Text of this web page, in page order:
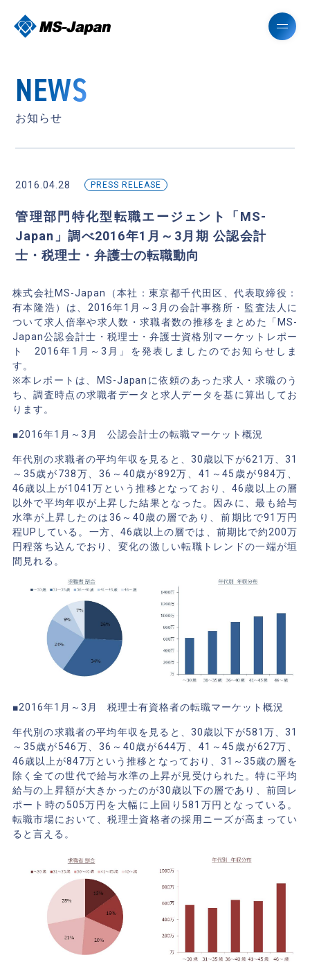
NEWS
お知らせ
2016.04.28 PRESS RELEASE
管理部門特化型転職エージェント「MS-
Japan」調べ2016年1月～3月期 公認会計
士・税理士・弁護士の転職動向
株式会社MS-Japan（本社：東京都千代田区、代表取締役：
有本隆浩）は、2016年1月～3月の会計事務所・監査法人に
ついて求人倍率や求人数・求職者数の推移をまとめた「MS-
Japan公認会計士・税理士・弁護士資格別マーケットレポー
ト 2016年1月～3月」を発表しましたのでお知らせしま
す。
※本レポートは、MS-Japanに依頼のあった求人・求職のう
ち、調査時点の求職者データと求人データを基に算出してお
ります。
■2016年1月～3月 公認会計士の転職マーケット概況
年代別の求職者の平均年収を見ると、30歳以下が621万、31
～35歳が738万、36～40歳が892万、41～45歳が984万、
46歳以上が1041万という推移となっており、46歳以上の層
以外で平均年収が上昇した結果となった。因みに、最も給与
水準が上昇したのは36～40歳の層であり、前期比で91万円
程UPしている。一方、46歳以上の層では、前期比で約200万
円程落ち込んでおり、変化の激しい転職トレンドの一端が垣
間見れる。
■2016年1月～3月 税理士有資格者の転職マーケット概況
年代別の求職者の平均年収を見ると、30歳以下が581万、31
～35歳が546万、36～40歳が644万、41～45歳が627万、
46歳以上が847万という推移となっており、31～35歳の層を
除く全ての世代で給与水準の上昇が見受けられた。特に平均
給与の上昇額が大きかったのが30歳以下の層であり、前回レ
ポート時の505万円を大幅に上回り581万円となっている。
転職市場において、税理士資格者の採用ニーズが高まってい
ると言える。